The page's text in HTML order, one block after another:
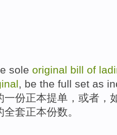
sole original bill of
, be the full set as
一份正本提单 ， 或者 ，
全套正本份数。